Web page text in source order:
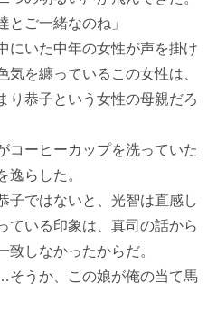
とご一緒なのね」
いた中年の女性が声を掛け
を纏っているこの女性は、
り恭子という女性の母親だろ
ーヒーカップを洗っていた
逸らした。
ではないと、光智は直感し
ている印象は、真司の話から
致しなかったからだ。
うか、この娘が俺の当て馬